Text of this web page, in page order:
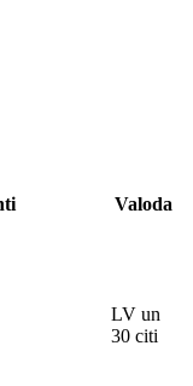
Valoda
LV un
30 citi